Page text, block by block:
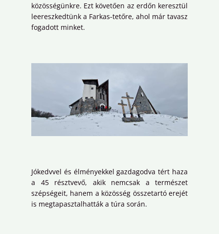
közösségünkre. Ezt követően az erdőn keresztül
leereszkedtünk a Farkas-tetőre, ahol már tavasz
fogadott minket.
Jókedvvel és élményekkel gazdagodva tért haza
a 45 résztvevő, akik nemcsak a természet
szépségeit, hanem a közösség összetartó erejét
is megtapasztalhatták a túra során.